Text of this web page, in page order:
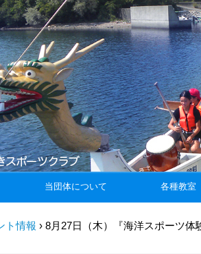
当団体について 各種教室
ト情報 › 8月27日（木）『海洋スポーツ